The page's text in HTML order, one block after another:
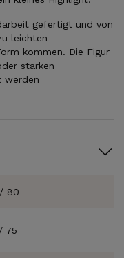
gefertigt und von
leichten
kommen. Die Figur
starken
werden
80
75